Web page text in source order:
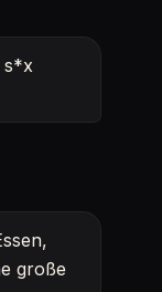
s*x
große